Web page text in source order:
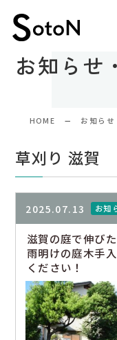
お知らせ
HOME お知らせ
草刈り 滋賀
2025.07.13 お知
滋賀の庭で伸び
雨明けの庭木手
ください！